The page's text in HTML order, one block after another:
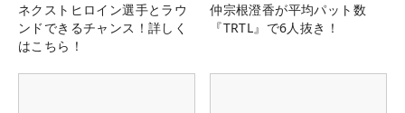
ネクストヒロイン選手とラウ
ンドできるチャンス！詳しく
はこちら！
仲宗根澄香が平均パット数
『TRTL』で6人抜き！